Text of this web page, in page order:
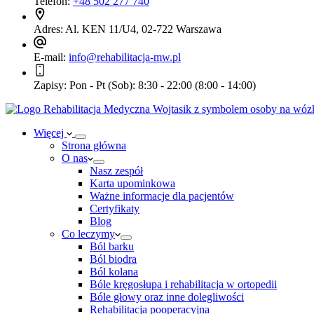
Adres: Al. KEN 11/U4, 02-722 Warszawa
E-mail: info@rehabilitacja-mw.pl
Zapisy: Pon - Pt (Sob): 8:30 - 22:00 (8:00 - 14:00)
Więcej
Strona główna
O nas
Nasz zespół
Karta upominkowa
Ważne informacje dla pacjentów
Certyfikaty
Blog
Co leczymy
Ból barku
Ból biodra
Ból kolana
Bóle kręgosłupa i rehabilitacja w ortopedii
Bóle głowy oraz inne dolegliwości
Rehabilitacja pooperacyjna